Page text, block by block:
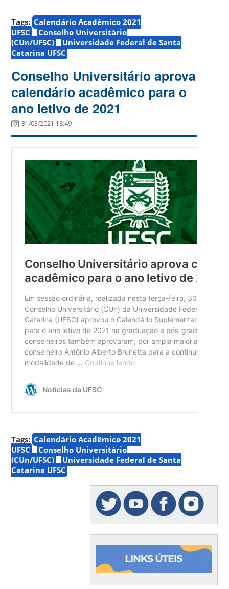
Tags: Calendário Acadêmico 2021
UFSC
Conselho Universitário
(CUn/UFSC)
Universidade Federal de Santa
Catarina UFSC
Conselho Universitário aprova
calendário acadêmico para o
ano letivo de 2021
31/03/2021 18:49
Tags: Calendário Acadêmico 2021
UFSC
Conselho Universitário
(CUn/UFSC)
Universidade Federal de Santa
Catarina UFSC